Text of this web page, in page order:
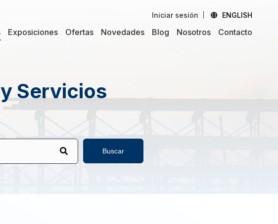
Iniciar sesión ENGLISH
Exposiciones Ofertas Novedades Blog Nosotros Contacto
Servicios
Buscar